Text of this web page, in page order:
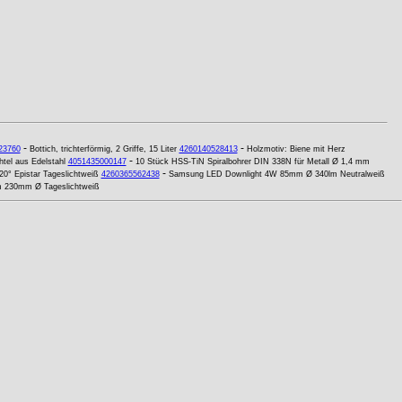
- Bottich, trichterförmig, 2 Griffe, 15 Liter 4260140528413- Holzmotiv: Biene mit Herz
aus Edelstahl 4051435000147- 10 Stück HSS-TiN Spiralbohrer DIN 338N für Metall Ø 1,4 mm
Epistar Tageslichtweiß 4260365562438- Samsung LED Downlight 4W 85mm Ø 340lm Neutralweiß
230mm Ø Tageslichtweiß